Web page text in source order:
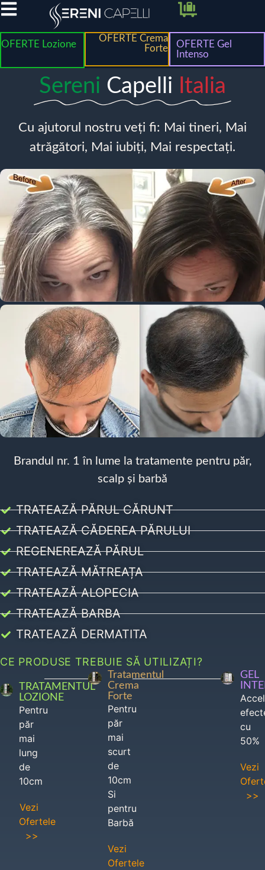
OFERTE Lozione
OFERTE Crema
Forte
OFERTE Gel
Intenso
Sereni Capelli Italia
Cu ajutorul nostru veți fi: Mai tineri, Mai
atrăgători, Mai iubiți, Mai respectați.
Brandul nr. 1 în lume la tratamente pentru păr,
scalp și barbă
TRATEAZĂ PĂRUL CĂRUNT
TRATEAZĂ CĂDEREA PĂRULUI
REGENEREAZĂ PĂRUL
TRATEAZĂ MĂTREAȚA
TRATEAZĂ ALOPECIA
TRATEAZĂ BARBA
TRATEAZĂ DERMATITA
CE PRODUSE TREBUIE SĂ UTILIZAȚI?
TRATAMENTUL
LOZIONE
Pentru
păr
mai
lung
de
10cm
Vezi
Ofertele
>>
Tratamentul
Crema
Forte
Pentru
păr
mai
scurt
de
10cm
Si
pentru
Barbă
Vezi
Ofertele
GEL
cu
50%
Vezi
>>